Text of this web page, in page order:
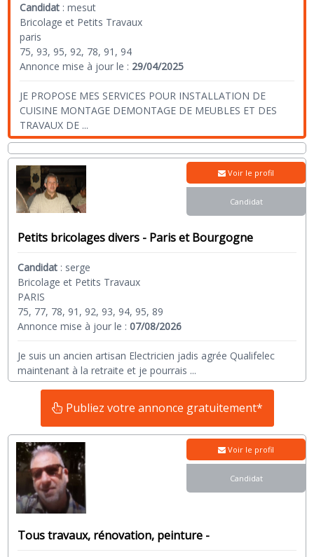
Candidat :mesut
Bricolage et Petits Travaux
paris
75, 93, 95, 92, 78, 91, 94
Annonce mise à jour le : 29/04/2025
JE PROPOSE MES SERVICES POUR INSTALLATION DE
CUISINE MONTAGE DEMONTAGE DE MEUBLES ET DES
TRAVAUX DE ...
Petits bricolages divers - Paris et Bourgogne
Candidat : serge
Bricolage et Petits Travaux
PARIS
75, 77, 78, 91, 92, 93, 94, 95, 89
Annonce mise à jour le :07/08/2026
Je suis un ancien artisan Electricien jadis agrée Qualifelec
maintenant à la retraite et je pourrais ...
Voir le profil
Candidat
Publiez votre annonce gratuitement*
Tous travaux, rénovation, peinture -
Voir le profil
Candidat